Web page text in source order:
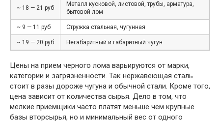
~ 18 — 21 руб
Металл кусковой, листовой, трубы, арматура,
бытовой лом
~ 9 — 11 руб Стружка стальная, чугунная
~ 19 — 20 руб Негабаритный и габаритный чугун
Цены на прием черного лома варьируются от марки,
категории и загрязненности. Так нержавеющая сталь
стоит в разы дороже чугуна и обычной стали. Кроме того,
цена зависит от количества сырья. Дело в том, что
мелкие приемщики часто платят меньше чем крупные
базы вторсырья, но и минимальный вес от одного